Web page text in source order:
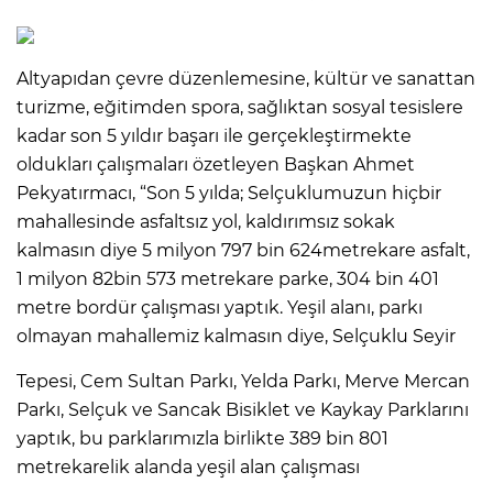
Altyapıdan çevre düzenlemesine, kültür ve sanattan
turizme, eğitimden spora, sağlıktan sosyal tesislere
kadar son 5 yıldır başarı ile gerçekleştirmekte
oldukları çalışmaları özetleyen Başkan Ahmet
Pekyatırmacı, “Son 5 yılda; Selçuklumuzun hiçbir
mahallesinde asfaltsız yol, kaldırımsız sokak
kalmasın diye 5 milyon 797 bin 624metrekare asfalt,
1 milyon 82bin 573 metrekare parke, 304 bin 401
metre bordür çalışması yaptık. Yeşil alanı, parkı
olmayan mahallemiz kalmasın diye, Selçuklu Seyir
Tepesi, Cem Sultan Parkı, Yelda Parkı, Merve Mercan
Parkı, Selçuk ve Sancak Bisiklet ve Kaykay Parklarını
yaptık, bu parklarımızla birlikte 389 bin 801
metrekarelik alanda yeşil alan çalışması